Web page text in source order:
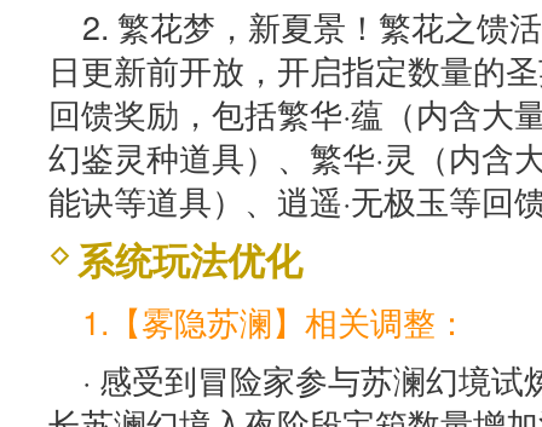
2. 繁花梦，新夏景！繁花之馈
日更新前开放，开启指定数量的
回馈奖励，包括繁华·蕴（内含大
幻鉴灵种道具）、繁华·灵（内含
能诀等道具）、逍遥·无极玉等回
系统玩法优化
1.【雾隐苏澜】相关调整：
· 感受到冒险家参与苏澜幻境